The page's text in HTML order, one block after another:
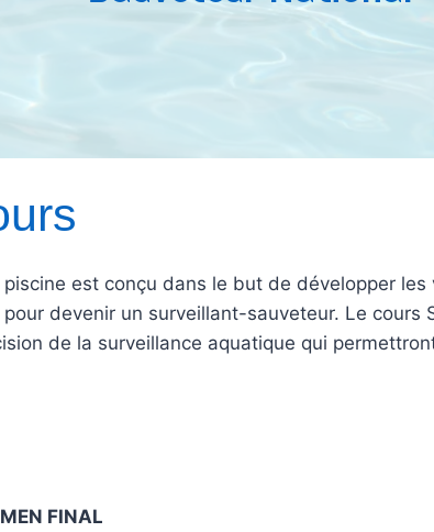
est conçu dans le but de développer
devenir un surveillant-sauveteur. Le cours
de la surveillance aquatique qui
FINAL